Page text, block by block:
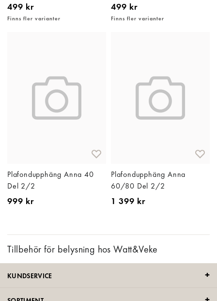
499 kr
Finns fler varianter
499 kr
Finns fler varianter
Plafondupphäng Anna 40
Del 2/2
999 kr
Plafondupphäng Anna
60/80 Del 2/2
1 399 kr
Tillbehör för belysning hos Watt&Veke
KUNDSERVICE